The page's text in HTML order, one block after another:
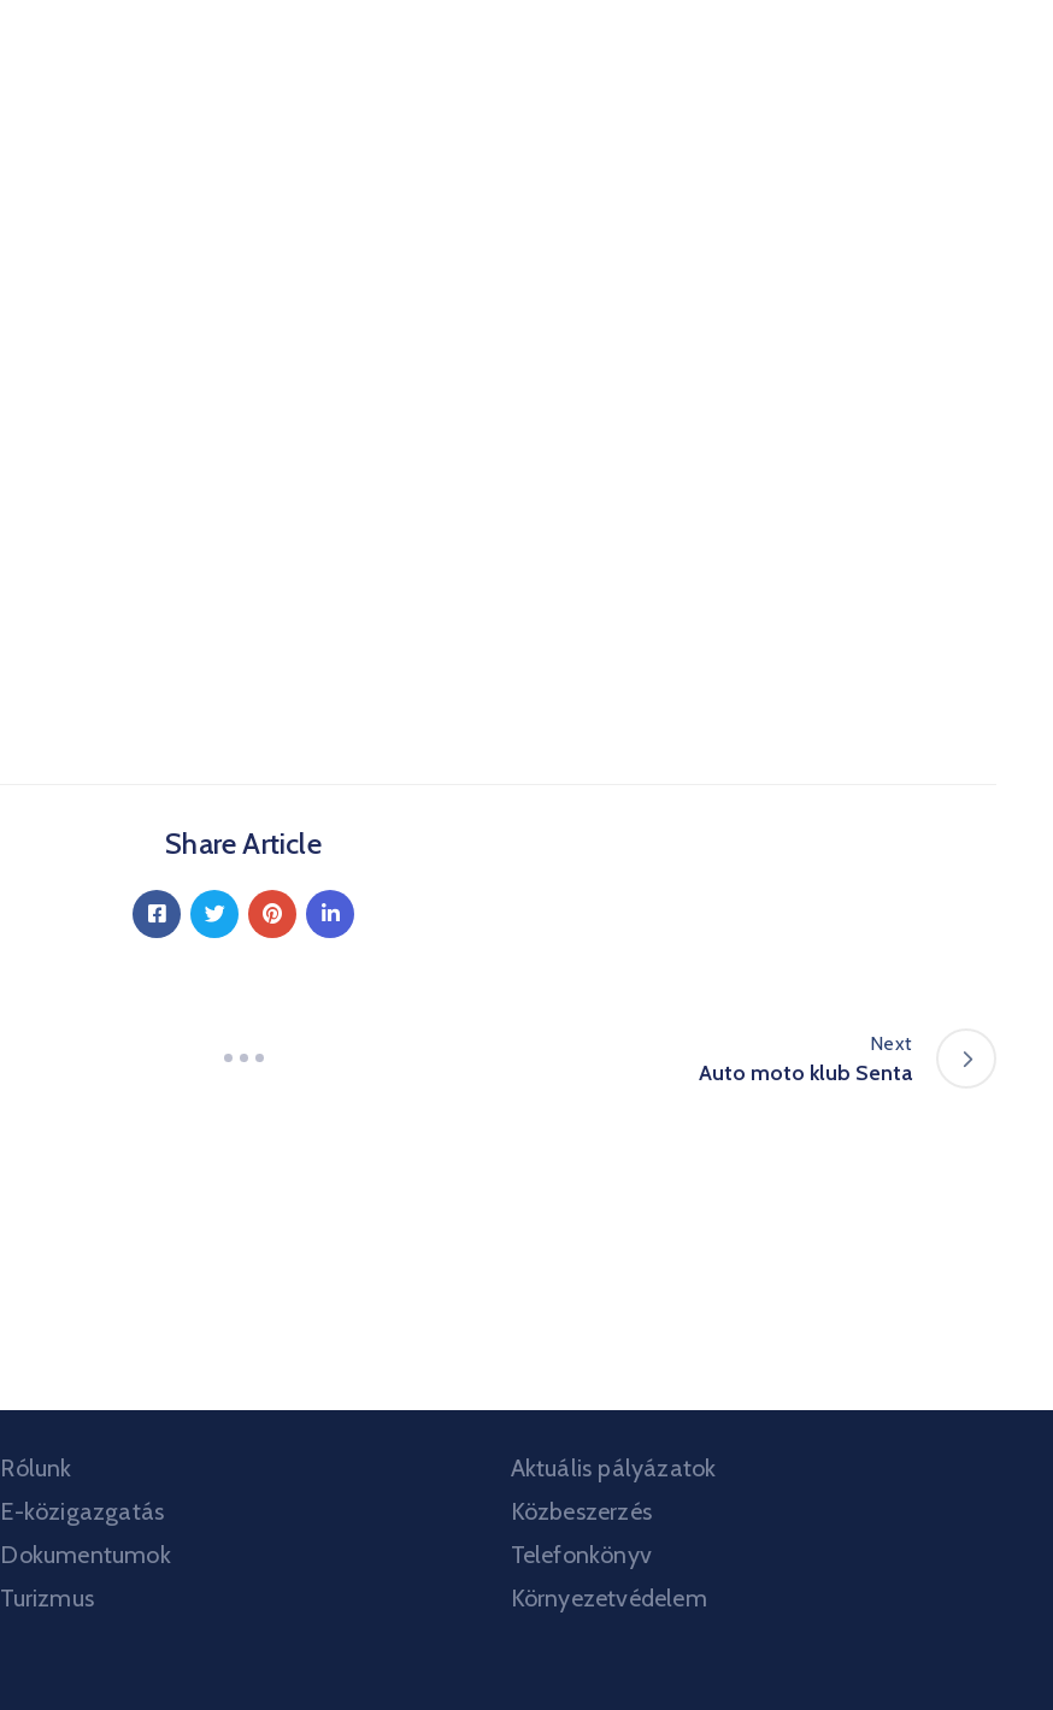
Share Article
Next
Auto moto klub Senta
Rólunk
E-közigazgatás
Dokumentumok
Turizmus
Aktuális pályázatok
Közbeszerzés
Telefonkönyv
Környezetvédelem